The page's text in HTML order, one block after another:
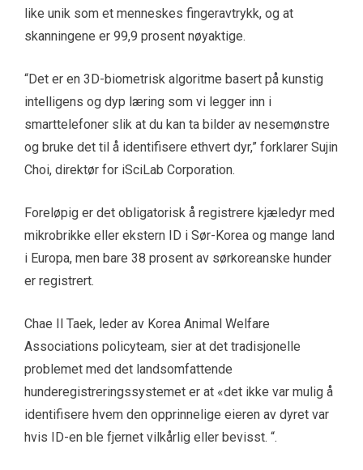
like unik som et menneskes fingeravtrykk, og at
skanningene er 99,9 prosent nøyaktige.
“Det er en 3D-biometrisk algoritme basert på kunstig
intelligens og dyp læring som vi legger inn i
smarttelefoner slik at du kan ta bilder av nesemønstre
og bruke det til å identifisere ethvert dyr,” forklarer Sujin
Choi, direktør for iSciLab Corporation.
Foreløpig er det obligatorisk å registrere kjæledyr med
mikrobrikke eller ekstern ID i Sør-Korea og mange land
i Europa, men bare 38 prosent av sørkoreanske hunder
er registrert.
Chae Il Taek, leder av Korea Animal Welfare
Associations policyteam, sier at det tradisjonelle
problemet med det landsomfattende
hunderegistreringssystemet er at «det ikke var mulig å
identifisere hvem den opprinnelige eieren av dyret var
hvis ID-en ble fjernet vilkårlig eller bevisst. “.